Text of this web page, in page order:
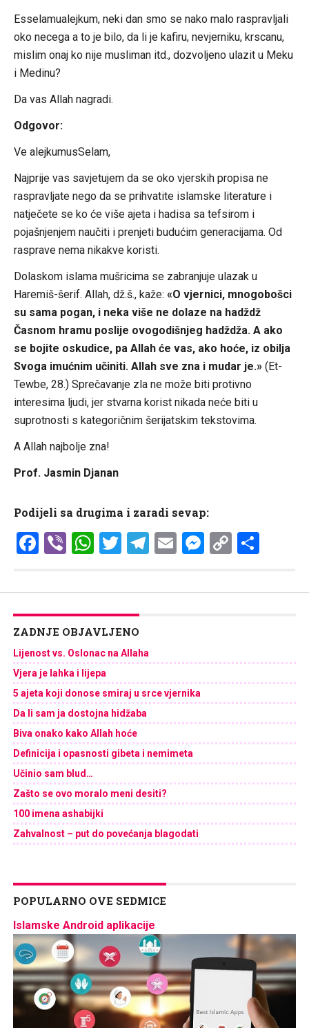
Esselamualejkum, neki dan smo se nako malo raspravljali
oko necega a to je bilo, da li je kafiru, nevjerniku, krscanu,
mislim onaj ko nije musliman itd., dozvoljeno ulazit u Meku
i Medinu?
Da vas Allah nagradi.
Odgovor:
Ve alejkumusSelam,
Najprije vas savjetujem da se oko vjerskih propisa ne
raspravljate nego da se prihvatite islamske literature i
natječete se ko će više ajeta i hadisa sa tefsirom i
pojašnjenjem naučiti i prenjeti budućim generacijama. Od
rasprave nema nikakve koristi.
Dolaskom islama mušricima se zabranjuje ulazak u
Haremiš-šerif. Allah, dž.š., kaže: «O vjernici, mnogobošci
su sama pogan, i neka više ne dolaze na hadždž
Časnom hramu poslije ovogodišnjeg hadždža. A ako
se bojite oskudice, pa Allah će vas, ako hoće, iz obilja
Svoga imućnim učiniti. Allah sve zna i mudar je.»(Et-
Tewbe, 28.) Sprečavanje zla ne može biti protivno
interesima ljudi, jer stvarna korist nikada neće biti u
suprotnosti s kategoričnim šerijatskim tekstovima.
A Allah najbolje zna!
Prof. Jasmin Djanan
Podijeli sa drugima i zaradi sevap:
Facebook
ViberWhatsApp
Twitter
Telegram
EmailCopy
ZADNJE OBJAVLJENO
Lijenost vs. Oslonac na Allaha
Vjera je lahka i lijepa
5 ajeta koji donose smiraj u srce vjernika
Da li sam ja dostojna hidžaba
Biva onako kako Allah hoće
Definicija i opasnosti gibeta i nemimeta
Učinio sam blud…
Zašto se ovo moralo meni desiti?
100 imena ashabijki
Zahvalnost – put do povećanja blagodati
POPULARNO OVE SEDMICE
Islamske Android aplikacije